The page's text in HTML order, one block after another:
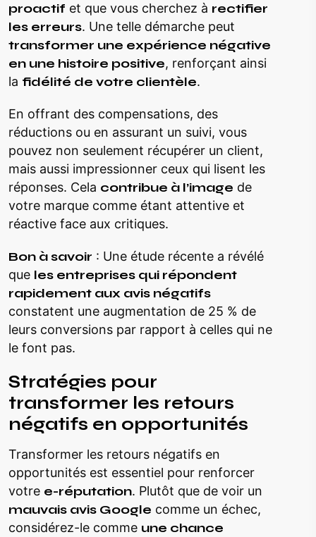
proactif et que vous cherchez à rectifier
les erreurs. Une telle démarche peut
transformer une expérience négative
en une histoire positive, renforçant ainsi
la fidélité de votre clientèle.
En offrant des compensations, des
réductions ou en assurant un suivi, vous
pouvez non seulement récupérer un client,
mais aussi impressionner ceux qui lisent les
réponses. Cela contribue à l’image de
votre marque comme étant attentive et
réactive face aux critiques.
Bon à savoir : Une étude récente a révélé
que les entreprises qui répondent
rapidement aux avis négatifs
constatent une augmentation de 25 % de
leurs conversions par rapport à celles qui ne
le font pas.
Stratégies pour
transformer les retours
négatifs en opportunités
Transformer les retours négatifs en
opportunités est essentiel pour renforcer
votre e-réputation. Plutôt que de voir un
mauvais avis Google comme un échec,
considérez-le comme une chance